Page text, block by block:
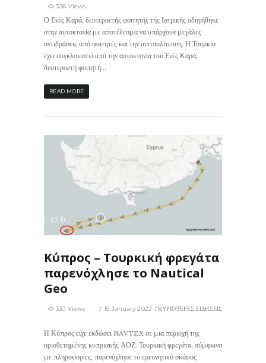
306 Views
Ο Ενές Καρά, δευτεροετής φοιτητής της Ιατρικής οδηγήθηκε
στην αυτοκτονία με αποτέλεσμα να υπάρχουν μεγάλες
αντιδράσεις από φοιτητές και την αντιπολίτευση. Η Τουρκία
έχει συγκλονιστεί από την αυτοκτονία του Ενές Καρά,
δευτεροετή φοιτητή...
READ MORE
330 0
Κύπρος – Τουρκική φρεγάτα
παρενόχλησε το Nautical
Geo
15 January 2022 ΚΥΡΙΟΤΕΡΕΣ ΕΙΔΗΣΕΙΣ
330 Views
Η Κύπρος είχε εκδώσει NAVTEX σε μια περιοχή της
οριοθετημένης κυπριακής ΑΟΖ. Τουρκική φρεγάτα, σύμφωνα
με πληροφορίες, παρενόχλησε το ερευνητικό σκάφος